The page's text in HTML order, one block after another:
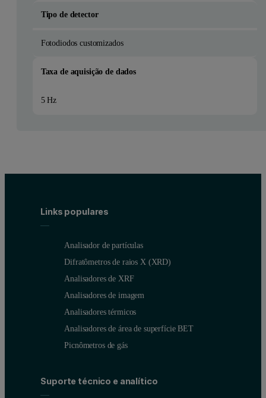
Tipo de detector
Fotodiodos customizados
Taxa de aquisição de dados
5 Hz
Links populares
Analisador de partículas
Difratômetros de raios X (XRD)
Analisadores de XRF
Analisadores de imagem
Analisadores térmicos
Analisadores de área de superfície BET
Picnômetros de gás
Suporte técnico e analítico